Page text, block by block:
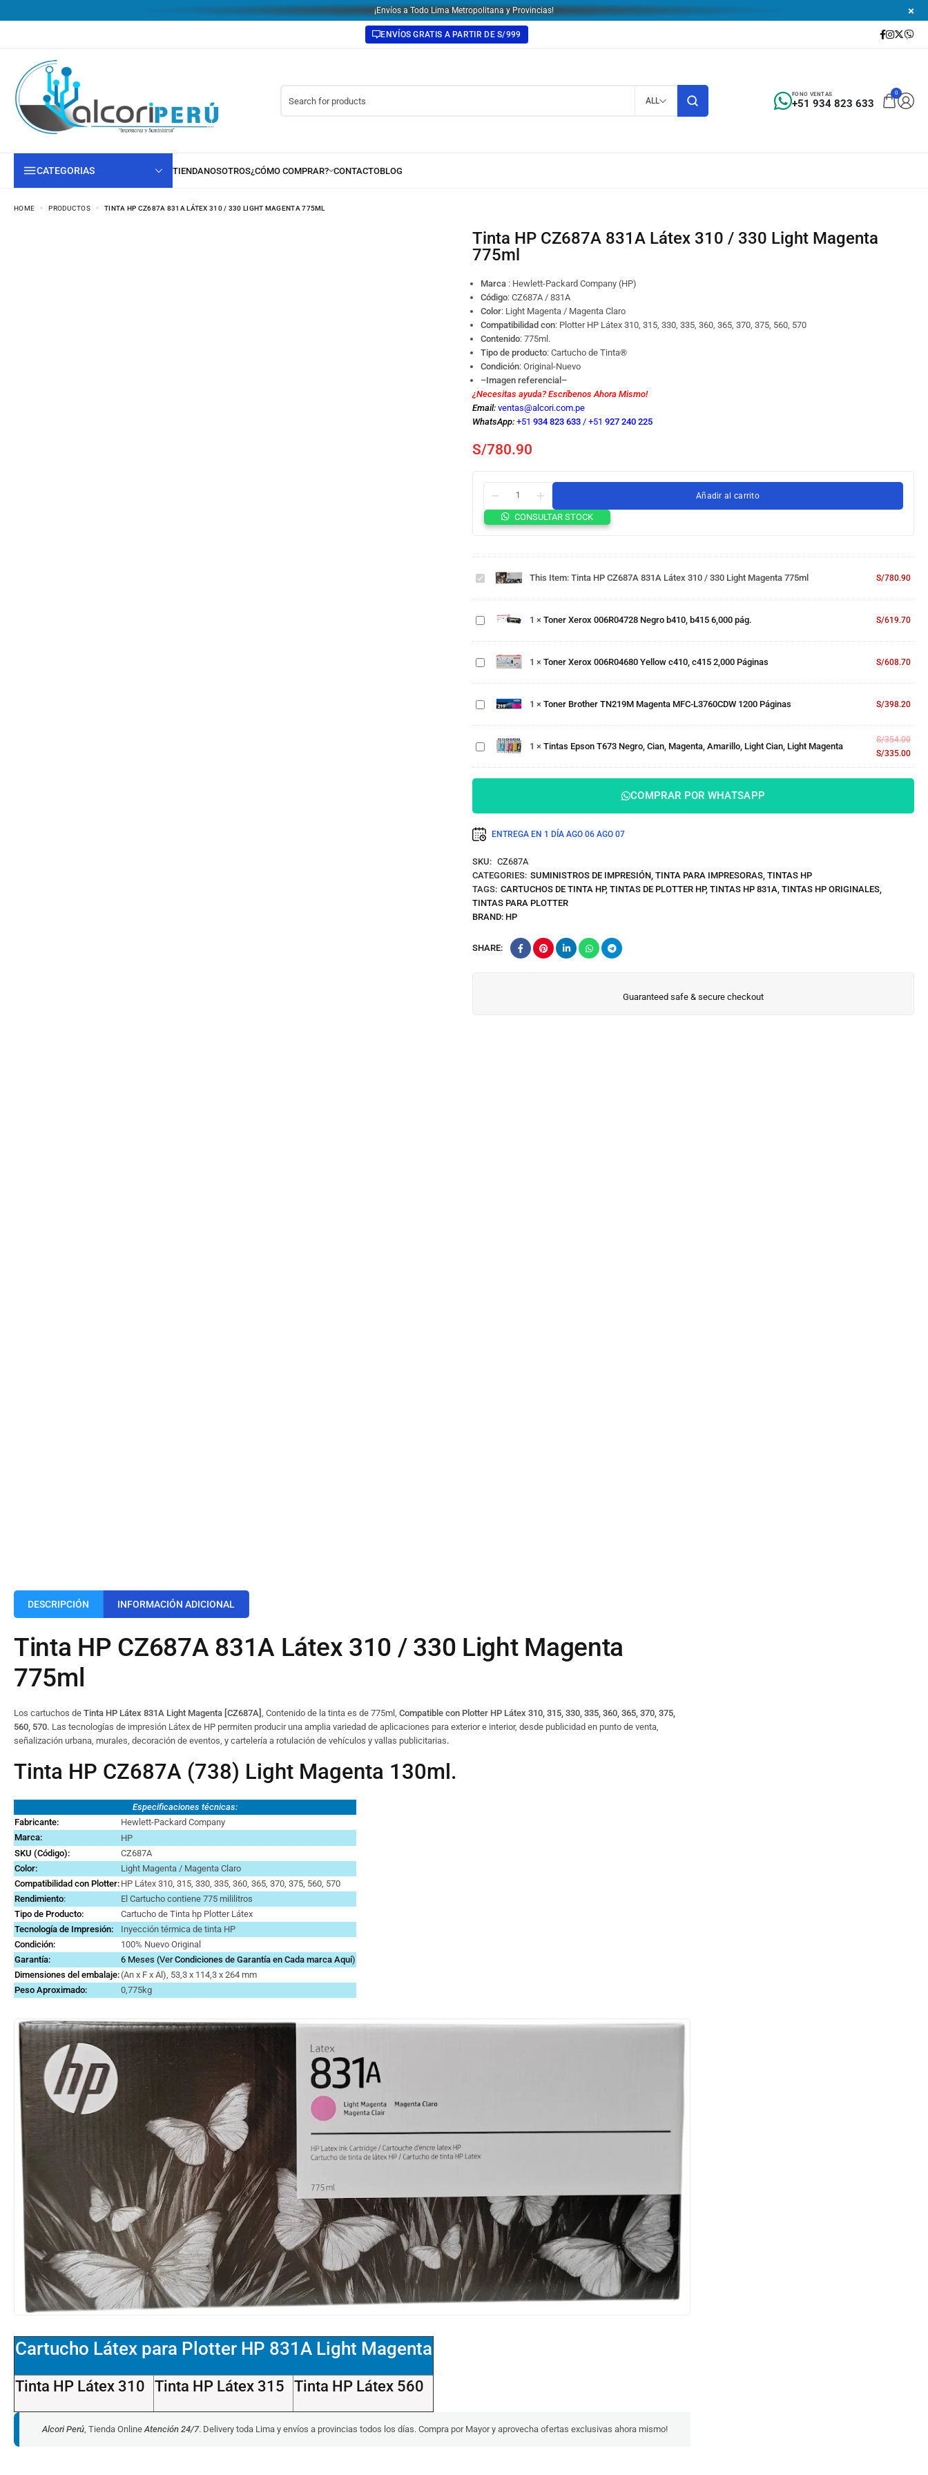
¡Envíos a Todo Lima Metropolitana y Provincias!
ENVÍOS GRATIS A PARTIR DE S/999
ALL +51 934 823 633
FONO VENTAS 0
CATEGORIAS
HOME PRODUCTOS TINTA HP CZ687A 831A LÁTEX 310 / 330 LIGHT MAGENTA 775ML
Tinta HP CZ687A 831A Látex 310 / 330 Light Magenta
775ml
Marca : Hewlett-Packard Company (HP)
Código: CZ687A / 831A
Color: Light Magenta / Magenta Claro
Compatibilidad con: Plotter HP Látex 310, 315, 330, 335, 360, 365, 370, 375, 560, 570
Contenido: 775ml.
Tipo de producto: Cartucho de Tinta®
Condición: Original-Nuevo
–Imagen referencial–
¿Necesitas ayuda? Escríbenos Ahora Mismo!
Email: ventas@alcori.com.pe
WhatsApp: +51 934 823 633 / +51 927 240 225
S/780.90
Añadir al carrito
CONSULTAR STOCK
Tinta HP
CZ687A
Látex
310 /
330
Light
Magenta
775ml
This Item: Tinta HP CZ687A 831A Látex 310 / 330 Light Magenta 775ml S/780.90
Toner
Negro
1 × Toner Xerox 006R04728 Negro b410, b415 6,000 pág. S/619.70
Toner
Xerox
006R04680
Yellow
c410, c415
2,000
Páginas
1 × Toner Xerox 006R04680 Yellow c410, c415 2,000 Páginas S/608.70
Brother
MFC-
Páginas
1 × Toner Brother TN219M Magenta MFC-L3760CDW 1200 Páginas S/398.20
Tintas
Epson
T673
Negro,
Cian,
Magenta,
Amarillo,
Light
Cian,
1 × Tintas Epson T673 Negro, Cian, Magenta, Amarillo, Light Cian, Light Magenta
S/354.00
S/335.00
COMPRAR POR WHATSAPP
ENTREGA EN 1 DÍA AGO 06 AGO 07
SKU: CZ687A
CATEGORIES: SUMINISTROS DE IMPRESIÓN, TINTA PARA IMPRESORAS, TINTAS HP
TAGS: CARTUCHOS DE TINTA HP, TINTAS DE PLOTTER HP, TINTAS HP 831A, TINTAS HP ORIGINALES,
TINTAS PARA PLOTTER
BRAND: HP
SHARE:
Guaranteed safe & secure checkout
DESCRIPCIÓN INFORMACIÓN ADICIONAL
Tinta HP CZ687A 831A Látex 310 / 330 Light Magenta
775ml
Los cartuchos de Tinta HP Látex 831A Light Magenta [CZ687A] , Contenido de la tinta es de 775ml, Compatible con Plotter HP Látex 310, 315, 330, 335, 360, 365, 370, 375,
560, 570. Las tecnologías de impresión Látex de HP permiten producir una amplia variedad de aplicaciones para exterior e interior, desde publicidad en punto de venta,
señalización urbana, murales, decoración de eventos, y cartelería a rotulación de vehículos y vallas publicitarias.
Tinta HP CZ687A (738) Light Magenta 130ml.
Especificaciones técnicas:
Fabricante:
Hewlett-Packard Company
Marca:
HP
SKU (Código):
CZ687A
Color:
Light Magenta / Magenta Claro
Compatibilidad con Plotter: HP Látex 310, 315, 330, 335, 360, 365, 370, 375, 560, 570
Rendimiento:
El Cartucho contiene 775 mililitros
Tipo de Producto:
Cartucho de Tinta hp Plotter Látex
Tecnología de Impresión:
Inyección térmica de tinta HP
Condición:
100% Nuevo Original
Garantía:
6 Meses (Ver Condiciones de Garantía en Cada marca Aquí)
Dimensiones del embalaje:(An x F x Al), 53,3 x 114,3 x 264 mm
Peso Aproximado:
0,775kg
Cartucho Látex para Plotter HP 831A Light Magenta
Tinta HP Látex 310 Tinta HP Látex 315 Tinta HP Látex 560
Alcori Perú, Tienda OnlineAtención 24/7. Delivery toda Lima y envíos a provincias todos los días. Compra por Mayor y aprovecha ofertas exclusivas ahora mismo!